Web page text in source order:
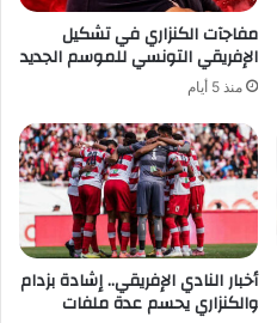
مفاجآت الكنزاري في تشكيل
الإفريقي التونسي للموسم الجديد
منذ 5 أيام
أخبار النادي الإفريقي.. إشادة بزدام
والكنزاري يحسم عدة ملفات